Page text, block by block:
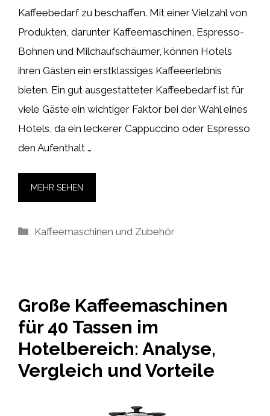
Kaffeebedarf zu beschaffen. Mit einer Vielzahl von
Produkten, darunter Kaffeemaschinen, Espresso-
Bohnen und Milchaufschäumer, können Hotels
ihren Gästen ein erstklassiges Kaffeeerlebnis
bieten. Ein gut ausgestatteter Kaffeebedarf ist für
viele Gäste ein wichtiger Faktor bei der Wahl eines
Hotels, da ein leckerer Cappuccino oder Espresso
den Aufenthalt …
MEHR SEHEN
Kategorien
Kaffeemaschinen und Zubehör
Große Kaffeemaschinen
für 40 Tassen im
Hotelbereich: Analyse,
Vergleich und Vorteile